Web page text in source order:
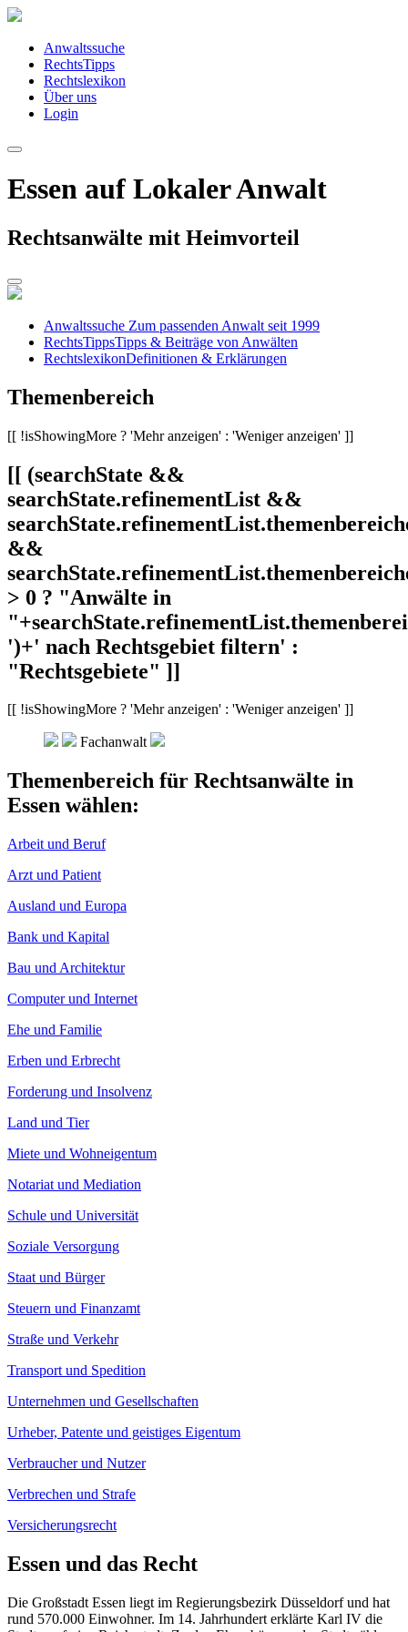
Anwaltssuche
RechtsTipps
Rechtslexikon
Über uns
Login
Essen auf Lokaler Anwalt
Rechtsanwälte mit Heimvorteil
Anwaltssuche Zum passenden Anwalt seit 1999
RechtsTippsTipps & Beiträge von Anwälten
RechtslexikonDefinitionen & Erklärungen
Themenbereich
[[ !isShowingMore ? 'Mehr anzeigen' : 'Weniger anzeigen' ]]
[[ (searchState &&
searchState.refinementList &&
&&
> 0 ? "Anwälte in
')+' nach Rechtsgebiet filtern' :
"Rechtsgebiete" ]]
[[ !isShowingMore ? 'Mehr anzeigen' : 'Weniger anzeigen' ]]
Fachanwalt
Themenbereich für Rechtsanwälte in
Essen wählen:
Arbeit und Beruf
Arzt und Patient
Ausland und Europa
Bank und Kapital
Bau und Architektur
Computer und Internet
Ehe und Familie
Erben und Erbrecht
Forderung und Insolvenz
Land und Tier
Miete und Wohneigentum
Notariat und Mediation
Schule und Universität
Soziale Versorgung
Staat und Bürger
Steuern und Finanzamt
Straße und Verkehr
Transport und Spedition
Unternehmen und Gesellschaften
Urheber, Patente und geistiges Eigentum
Verbraucher und Nutzer
Verbrechen und Strafe
Versicherungsrecht
Essen und das Recht
Die Großstadt Essen liegt im Regierungsbezirk Düsseldorf und hat
rund 570.000 Einwohner. Im 14. Jahrhundert erklärte Karl IV die